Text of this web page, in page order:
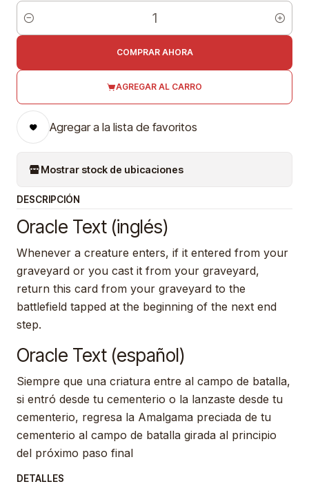
Cantidad
AGREGAR AL CARRO
COMPRAR AHORA
Agregar a la lista de favoritos
Mostrar stock de ubicaciones
DESCRIPCIÓN
Oracle Text (inglés)
Whenever a creature enters, if it entered from your
graveyard or you cast it from your graveyard,
return this card from your graveyard to the
battlefield tapped at the beginning of the next end
step.
Oracle Text (español)
Siempre que una criatura entre al campo de batalla,
si entró desde tu cementerio o la lanzaste desde tu
cementerio, regresa la Amalgama preciada de tu
cementerio al campo de batalla girada al principio
del próximo paso final
DETALLES